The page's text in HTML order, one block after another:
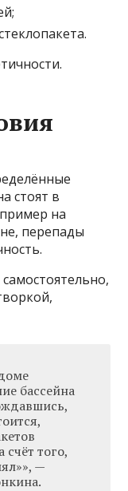
стоят в
на
перепады
бассейна
счёт того,
—